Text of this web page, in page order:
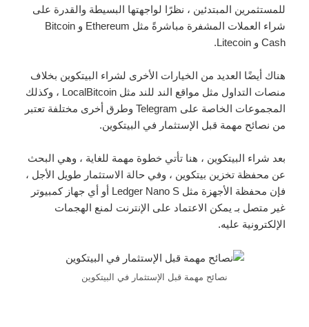
للمستثمرين المبتدئين ، نظرًا لواجهتها البسيطة والقدرة على
شراء العملات المشفرة مباشرةً مثل Ethereum و Bitcoin
Cash و Litecoin.
هناك أيضًا العديد من الخيارات الأخرى لشراء البيتكوين بخلاف
منصات التداول مثل مواقع الند للند مثل LocalBitcoin ، وكذلك
المجموعات الخاصة على Telegram وطرق أخرى مختلفة تعتبر
من نصائح مهمة قبل الإستثمار في البيتكوين.
بعد شراء البيتكوين ، هنا تأتي خطوة مهمة للغاية ، وهي البحث
عن محفظة تخزين بيتكوين ، وفي حالة الاستثمار طويل الأجل ،
فإن محفظة الأجهزة مثل Ledger Nano S أو أي جهاز كمبيوتر
غير متصل بـ يمكن الاعتماد على الإنترنت لمنع الهجمات
الإلكترونية عليه.
نصائح مهمة قبل الإستثمار في البيتكوين